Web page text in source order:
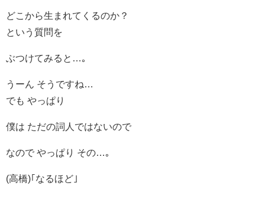
どこから生まれてくるのか？
という質問を
ぶつけてみると…｡
うーん そうですね…
でも やっぱり
僕は ただの詞人ではないので
なので やっぱり その…｡
(高橋)｢なるほど｣